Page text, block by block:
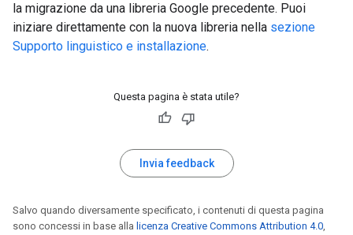
la migrazione da una libreria Google precedente. Puoi
iniziare direttamente con la nuova libreria nella sezione
Supporto linguistico e installazione.
Questa pagina è stata utile?
Invia feedback
Salvo quando diversamente specificato, i contenuti di questa pagina
sono concessi in base alla licenza Creative Commons Attribution 4.0,